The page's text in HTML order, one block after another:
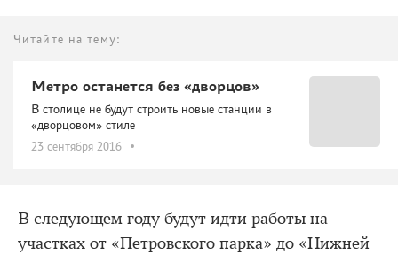
Читайте на тему:
Метро останется без «дворцов»
В столице не будут строить новые станции в
«дворцовом» стиле
23 сентября 2016
В следующем году будут идти работы на
участках от «Петровского парка» до «Нижней